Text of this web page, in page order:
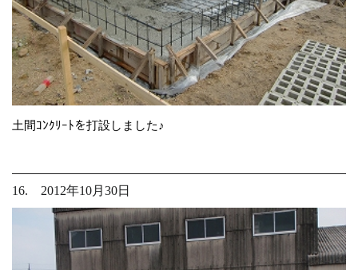
土間ｺﾝｸﾘｰﾄを打設しました♪
16. 2012年10月30日